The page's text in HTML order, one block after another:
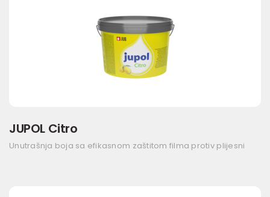
JUPOL Citro
Unutrašnja boja sa efikasnom zaštitom filma protiv plijesni